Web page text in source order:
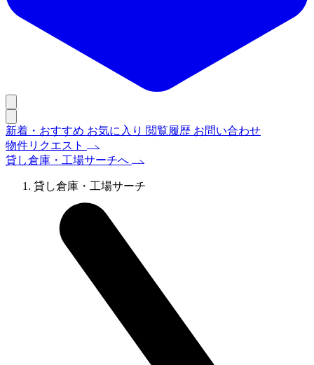
新着・おすすめ お気に入り 閲覧履歴 お問い合わせ
物件リクエスト
貸し倉庫・工場サーチへ
貸し倉庫・工場サーチ